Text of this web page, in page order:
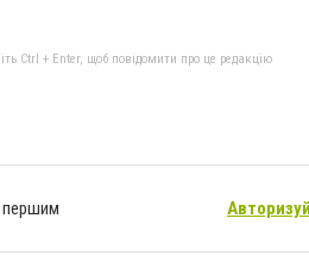
Ctrl + Enter, щоб повідомити про це редакцію
першим